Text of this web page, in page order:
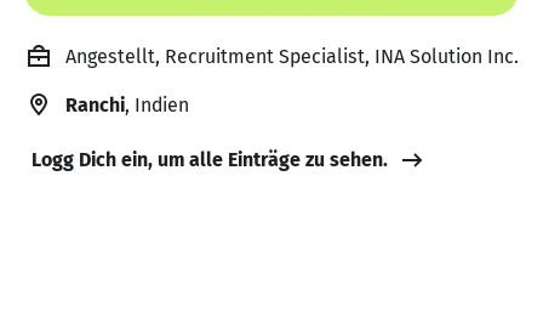
Angestellt, Recruitment Specialist, INA Solution Inc.
Ranchi, Indien
Logg Dich ein, um alle Einträge zu sehen.